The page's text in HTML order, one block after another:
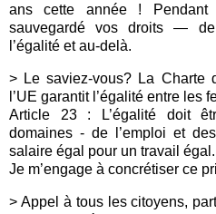
ans cette année !
sauvegardé vos droits —
l’égalité et au-delà.
> Le saviez-vous? La Charte
l’UE garantit l’égalité entre les
Article 23 : L’égalité doit
domaines - de l’emploi et
salaire égal pour un travail égal.
Je m’engage à concrétiser ce
> Appel à tous les citoyens,